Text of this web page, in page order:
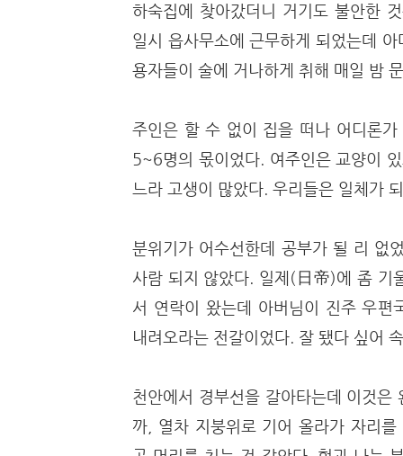
하숙집에 찾아갔더니 거기도 불안한
일시 읍사무소에 근무하게 되었는데
용자들이 술에 거나하게 취해 매일 밤
주인은 할 수 없이 집을 떠나 어디론
5~6명의 몫이었다. 여주인은 교양이
느라 고생이 많았다. 우리들은 일체가
분위기가 어수선한데 공부가 될 리 없
사람 되지 않았다. 일제(日帝)에 좀 기
서 연락이 왔는데 아버님이 진주 우편
내려오라는 전갈이었다. 잘 됐다 싶어
천안에서 경부선을 갈아타는데 이것
까, 열차 지붕위로 기어 올라가 자리